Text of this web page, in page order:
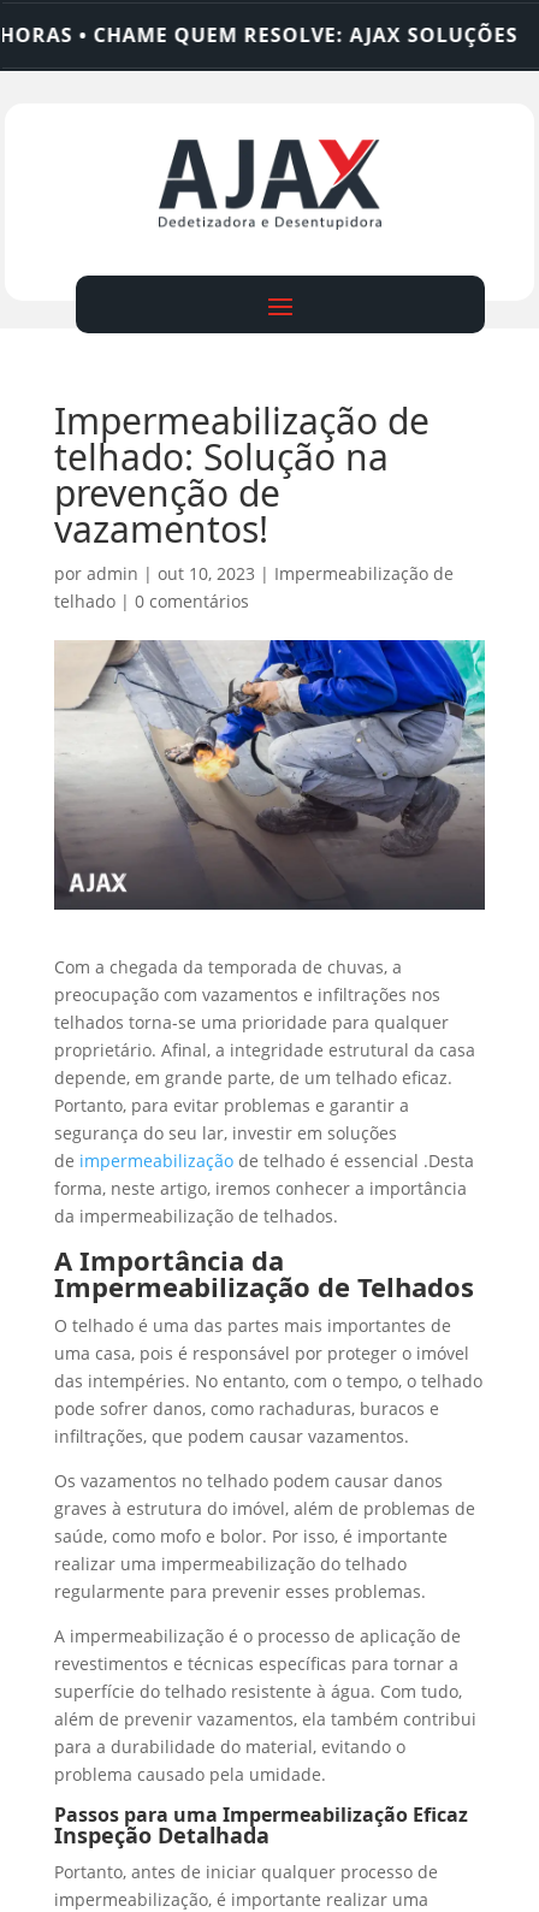
• CHAME QUEM RESOLVE: AJAX SOLUÇÕES
Impermeabilização de
telhado: Solução na
prevenção de
vazamentos!
por admin | out 10, 2023 | Impermeabilização de
telhado| 0 comentários
Com a chegada da temporada de chuvas, a
preocupação com vazamentos e infiltrações nos
telhados torna-se uma prioridade para qualquer
proprietário. Afinal, a integridade estrutural da casa
depende, em grande parte, de um telhado eficaz.
Portanto, para evitar problemas e garantir a
segurança do seu lar, investir em soluções
de impermeabilizaçãode telhado é essencial .Desta
forma, neste artigo, iremos conhecer a importância
da impermeabilização de telhados.
A Importância da
Impermeabilização de Telhados
O telhado é uma das partes mais importantes de
uma casa, pois é responsável por proteger o imóvel
das intempéries. No entanto, com o tempo, o telhado
pode sofrer danos, como rachaduras, buracos e
infiltrações, que podem causar vazamentos.
Os vazamentos no telhado podem causar danos
graves à estrutura do imóvel, além de problemas de
saúde, como mofo e bolor. Por isso, é importante
realizar uma impermeabilização do telhado
regularmente para prevenir esses problemas.
A impermeabilização é o processo de aplicação de
revestimentos e técnicas específicas para tornar a
superfície do telhado resistente à água. Com tudo,
além de prevenir vazamentos, ela também contribui
para a durabilidade do material, evitando o
problema causado pela umidade.
Passos para uma Impermeabilização Eficaz
Inspeção Detalhada
Portanto, antes de iniciar qualquer processo de
impermeabilização, é importante realizar uma